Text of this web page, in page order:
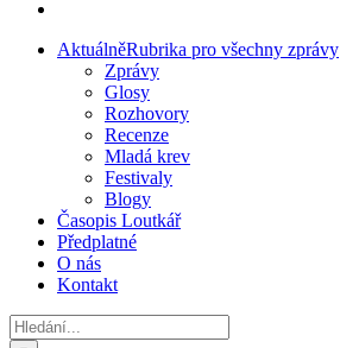
AktuálněRubrika pro všechny zprávy
Zprávy
Glosy
Rozhovory
Recenze
Mladá krev
Festivaly
Blogy
Časopis Loutkář
Předplatné
O nás
Kontakt
Hledat: